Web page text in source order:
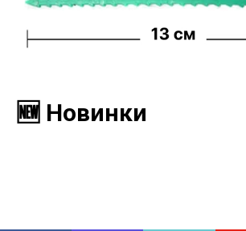
🆕 Новинки